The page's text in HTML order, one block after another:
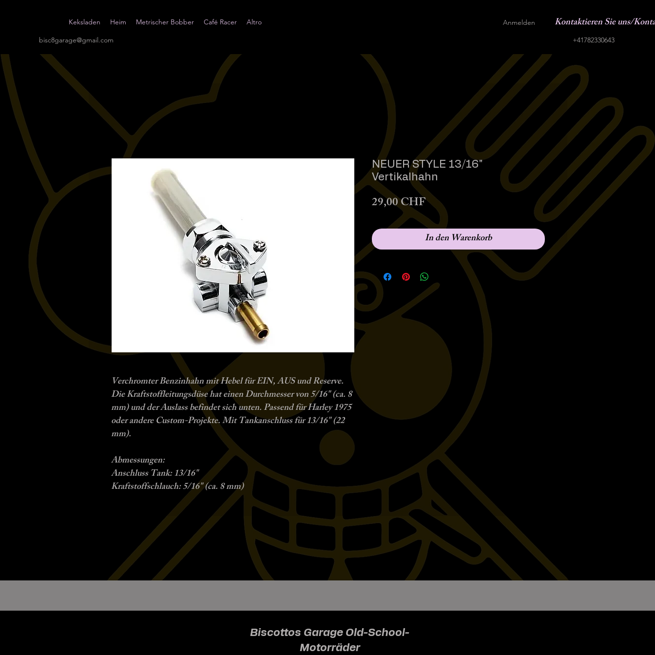
Keksladen Heim Metrischer Bobber Café Racer Altro Anmelden Kontaktieren Sie uns/
bisc8garage@gmail.com +41782330643
Verchromter Benzinhahn mit Hebel für EIN, AUS und Reserve.
Die Kraftstoffleitungsdüse hat einen Durchmesser von 5/16" (ca. 8
mm) und der Auslass befindet sich unten. Passend für Harley 1975
oder andere Custom-Projekte. Mit Tankanschluss für 13/16" (22
mm).
Abmessungen:
Anschluss Tank: 13/16"
Kraftstoffschlauch: 5/16" (ca. 8 mm)
NEUER STYLE 13/16"
Vertikalhahn
29,00 CHFPreis
In den Warenkorb
Biscottos Garage Old-School-
Motorräder